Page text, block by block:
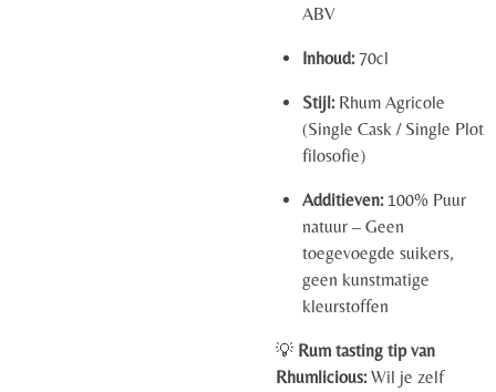
ABV
Inhoud:70cl
Stijl:Rhum Agricole
(Single Cask / Single Plot
filosofie)
Additieven:100% Puur
natuur – Geen
toegevoegde suikers,
geen kunstmatige
kleurstoffen
💡 Rum tasting tip van
Rhumlicious:Wil je zelf